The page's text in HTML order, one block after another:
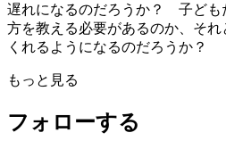
遅れになるのだろうか？ 子ども
方を教える必要があるのか、そ
くれるようになるのだろうか？
もっと見る
フォローする